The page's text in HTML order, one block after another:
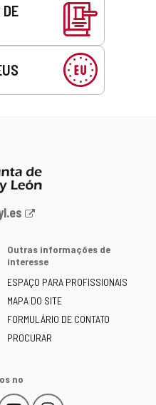
Outras informações de
interesse
ESPAÇO PARA PROFISSIONAIS
MAPA DO SITE
FORMULÁRIO DE CONTATO
PROCURAR
no